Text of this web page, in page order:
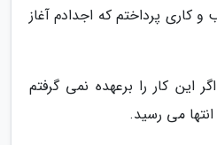
پرداختم که اجدادم آغاز
این کار را برعهده نمی گرفتم
می رسید.